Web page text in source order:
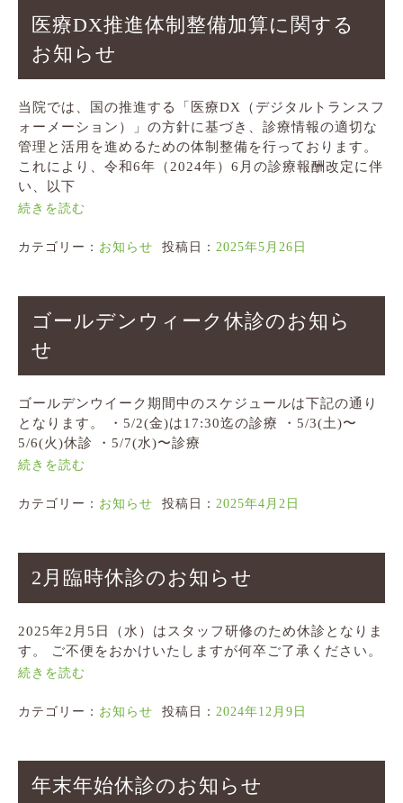
医療DX推進体制整備加算に関する
お知らせ
当院では、国の推進する「医療DX（デジタルトランスフ
ォーメーション）」の方針に基づき、診療情報の適切な
管理と活用を進めるための体制整備を行っております。
これにより、令和6年（2024年）6月の診療報酬改定に伴
い、以下
続きを読む
カテゴリー： お知らせ 投稿日： 2025年5月26日
ゴールデンウィーク休診のお知ら
せ
ゴールデンウイーク期間中のスケジュールは下記の通り
となります。 ・5/2(金)は17:30迄の診療 ・5/3(土)〜
5/6(火)休診 ・5/7(水)〜診療
続きを読む
カテゴリー： お知らせ 投稿日： 2025年4月2日
2月臨時休診のお知らせ
2025年2月5日（水）はスタッフ研修のため休診となりま
す。 ご不便をおかけいたしますが何卒ご了承ください。
続きを読む
カテゴリー： お知らせ 投稿日： 2024年12月9日
年末年始休診のお知らせ